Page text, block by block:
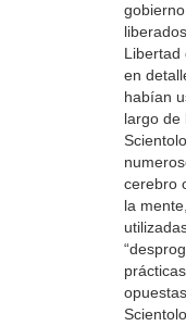
Libertad
en
habían
largo de
cerebro
la